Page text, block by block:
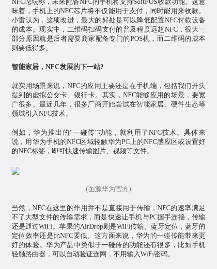
NFC论坛称，未来配备NFC的手机将支持SoftPOS收款功能。这意
味着，手机上的NFC芯片将不仅能用于支付，同时能用来收款。
小雷认为，这项改进，最大的好处是可以降低配置NFC付款设备
的成本。现实中，二维码扫码支付的普及程度远超NFC，很大一
部分原因就是后者需要商家配备专门的POS机，而二维码的成本
则要低得多。
智能家居，NFC发展的下一站?
就实用场景来说，NFC的应用主要还是在手机端，包括我们开头
提到的虚拟公交卡、银行卡。其实，NFC能够应用的场景，要宽
广很多。最近几年，很多厂商开始尝试在智能家居、硬件生态等
领域引入NFC技术。
例如，华为推出的“一碰传”功能，就利用了NFC技术。具体来
说，用华为手机的NFC区域轻触华为PC上的NFC感应区或设置好
的NFC标签，即可快速传输图片、视频等文件。
(图源华为官方)
当然，NFC在这里的作用并不是直接用于传输，NFC的速率满足
不了大型文件的传输需求，而是快速让手机与PC握手连接，传输
还是通过WiFi。苹果的AirDrop则是WiFi传输、蓝牙定位，蓝牙的
定位效率还是比NFC要低。这方面来说，华为的一碰传能带来更
好的体验。华为产品中类似于一碰传的功能还有很多，比如手机
轻触路由器，可以自动验证连网，不用输入WiFi密码。